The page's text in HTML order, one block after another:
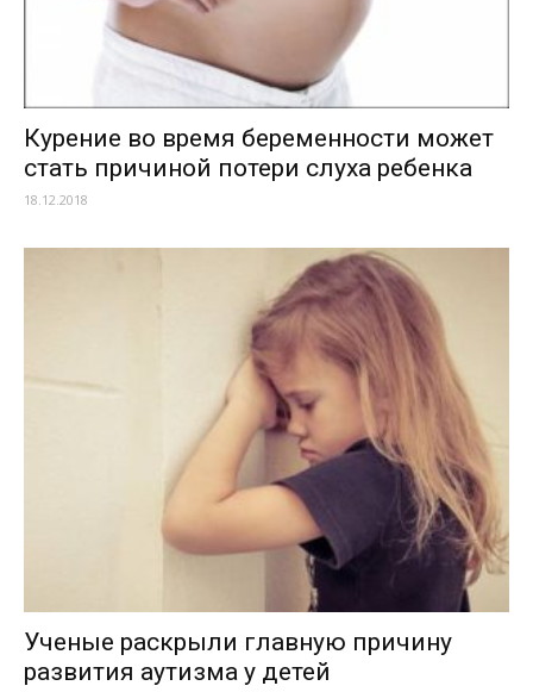
Курение во время беременности может
стать причиной потери слуха ребенка
18.12.2018
Ученые раскрыли главную причину
развития аутизма у детей